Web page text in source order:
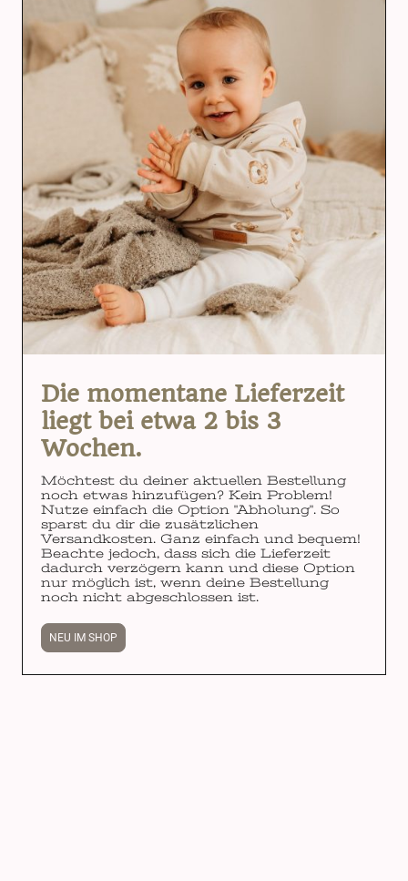
Die momentane Lieferzeit
liegt bei etwa 2 bis 3
Wochen.
Möchtest du deiner aktuellen Bestellung
noch etwas hinzufügen? Kein Problem!
Nutze einfach die Option "Abholung". So
sparst du dir die zusätzlichen
Versandkosten. Ganz einfach und bequem!
Beachte jedoch, dass sich die Lieferzeit
dadurch verzögern kann und diese Option
nur möglich ist, wenn deine Bestellung
noch nicht abgeschlossen ist.
NEU IM SHOP